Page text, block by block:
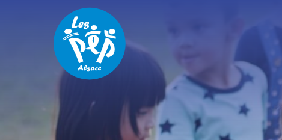
Aller directement à la navigation
Aller directement au contenu